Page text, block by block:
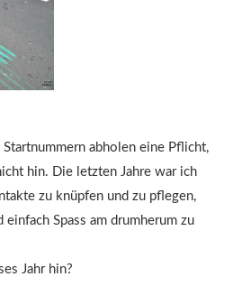
abholen eine Pflicht,
hin. Die letzten Jahre war ich
zu knüpfen und zu pflegen,
Spass am drumherum zu
Jahr hin?